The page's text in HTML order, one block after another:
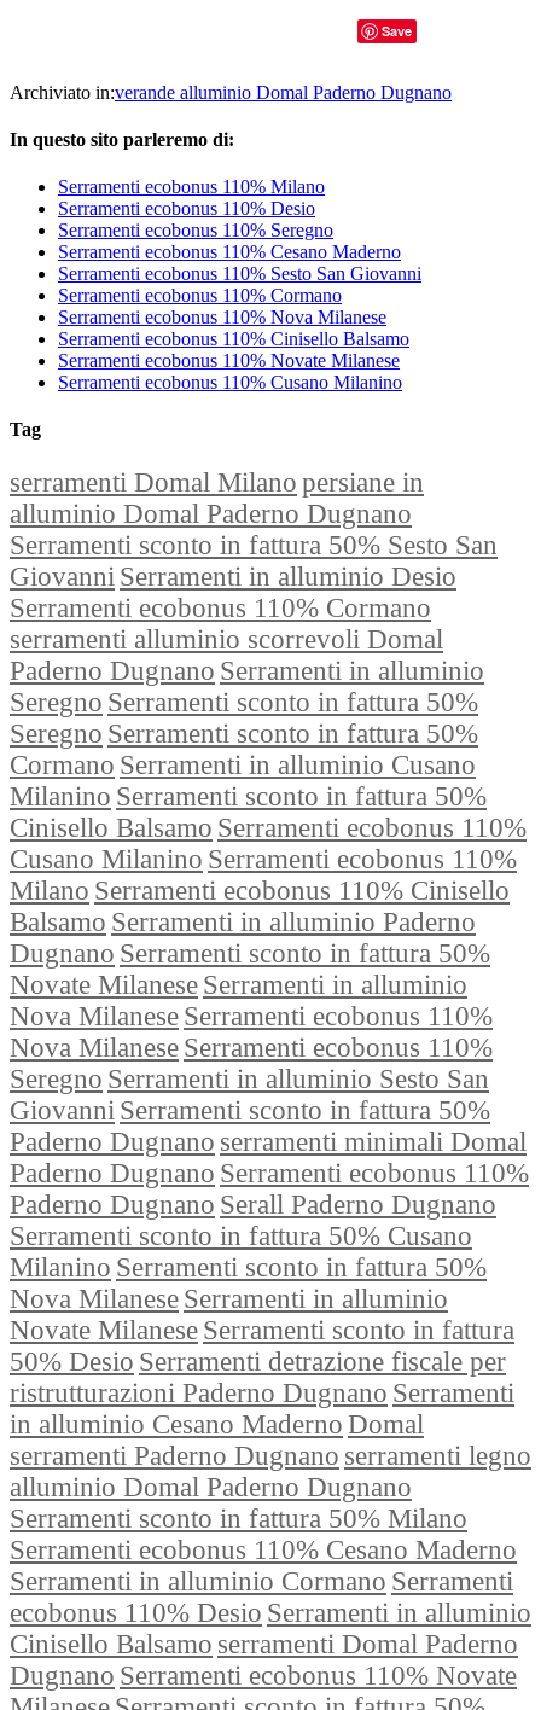
Save
Archiviato in:verande alluminio Domal Paderno Dugnano
In questo sito parleremo di:
Serramenti ecobonus 110% Milano
Serramenti ecobonus 110% Desio
Serramenti ecobonus 110% Seregno
Serramenti ecobonus 110% Cesano Maderno
Serramenti ecobonus 110% Sesto San Giovanni
Serramenti ecobonus 110% Cormano
Serramenti ecobonus 110% Nova Milanese
Serramenti ecobonus 110% Cinisello Balsamo
Serramenti ecobonus 110% Novate Milanese
Serramenti ecobonus 110% Cusano Milanino
Tag
serramenti Domal Milano persiane in
alluminio Domal Paderno Dugnano
Serramenti sconto in fattura 50% Sesto San
Giovanni Serramenti in alluminio Desio
Serramenti ecobonus 110% Cormano
serramenti alluminio scorrevoli Domal
Paderno Dugnano Serramenti in alluminio
Seregno Serramenti sconto in fattura 50%
Seregno Serramenti sconto in fattura 50%
Cormano Serramenti in alluminio Cusano
Milanino Serramenti sconto in fattura 50%
Cinisello Balsamo Serramenti ecobonus 110%
Cusano Milanino Serramenti ecobonus 110%
Milano Serramenti ecobonus 110% Cinisello
Balsamo Serramenti in alluminio Paderno
Dugnano Serramenti sconto in fattura 50%
Novate Milanese Serramenti in alluminio
Nova Milanese Serramenti ecobonus 110%
Nova Milanese Serramenti ecobonus 110%
Seregno Serramenti in alluminio Sesto San
Giovanni Serramenti sconto in fattura 50%
Paderno Dugnano serramenti minimali Domal
Paderno Dugnano Serramenti ecobonus 110%
Paderno Dugnano Serall Paderno Dugnano
Serramenti sconto in fattura 50% Cusano
Milanino Serramenti sconto in fattura 50%
Nova Milanese Serramenti in alluminio
Novate Milanese Serramenti sconto in fattura
50% Desio Serramenti detrazione fiscale per
ristrutturazioni Paderno Dugnano Serramenti
in alluminio Cesano Maderno Domal
serramenti Paderno Dugnano serramenti legno
alluminio Domal Paderno Dugnano
Serramenti sconto in fattura 50% Milano
Serramenti ecobonus 110% Cesano Maderno
Serramenti in alluminio Cormano Serramenti
ecobonus 110% Desio Serramenti in alluminio
Cinisello Balsamo serramenti Domal Paderno
Dugnano Serramenti ecobonus 110% Novate